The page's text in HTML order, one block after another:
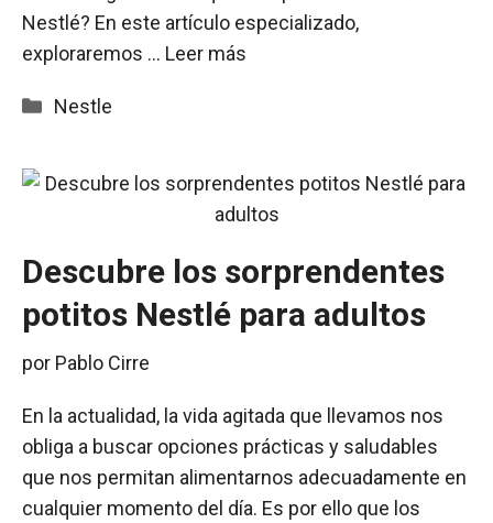
Nestlé? En este artículo especializado,
exploraremos … Leer más
Categorías
Nestle
Descubre los sorprendentes
potitos Nestlé para adultos
por Pablo Cirre
En la actualidad, la vida agitada que llevamos nos
obliga a buscar opciones prácticas y saludables
que nos permitan alimentarnos adecuadamente en
cualquier momento del día. Es por ello que los